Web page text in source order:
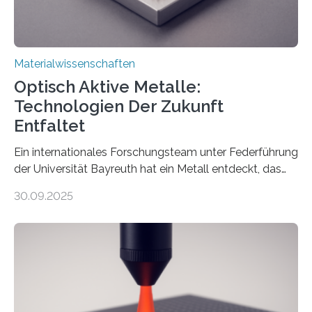
Materialwissenschaften
Optisch Aktive Metalle:
Technologien Der Zukunft
Entfaltet
Ein internationales Forschungsteam unter Federführung
der Universität Bayreuth hat ein Metall entdeckt, das
Dadurch ist es in der Lage, eine sogenannte zweite
Nichtmetallen vorkommt und insbesondere für
Sensorik und Elektrotechnik von Interesse ist. Über ihre
Erkenntnisse berichten die Forschenden im Journal of
the American Chemical Society. —What for?
30.09.2025